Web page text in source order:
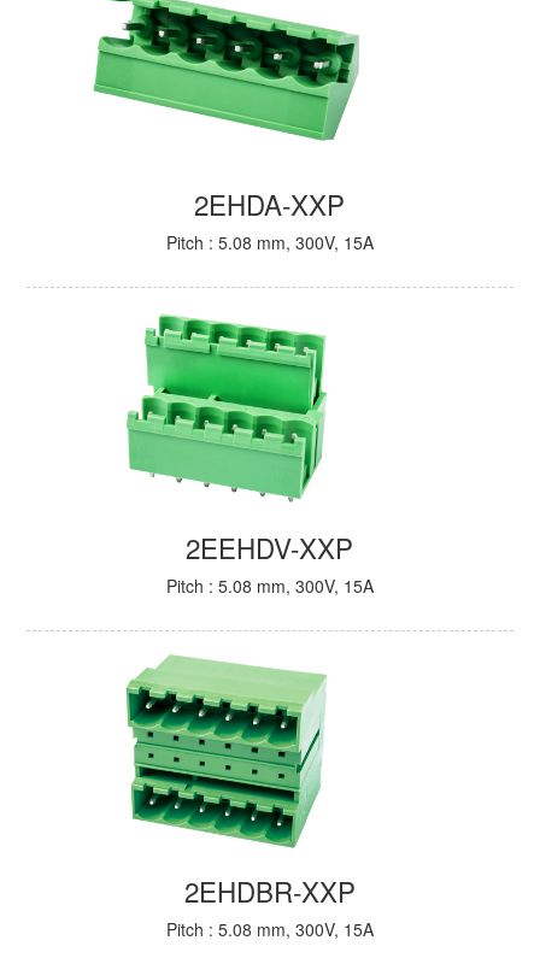
2EHDA-XXP
Pitch : 5.08 mm, 300V, 15A
2EEHDV-XXP
Pitch : 5.08 mm, 300V, 15A
2EHDBR-XXP
Pitch : 5.08 mm, 300V, 15A